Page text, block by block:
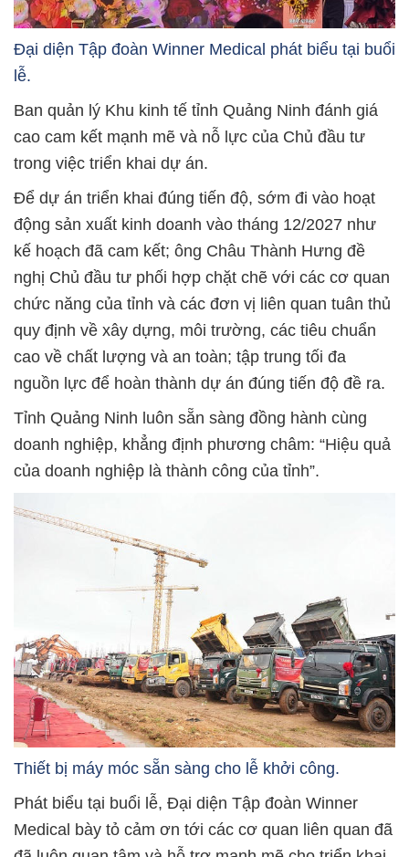
Đại diện Tập đoàn Winner Medical phát biểu tại buổi
lễ.
Ban quản lý Khu kinh tế tỉnh Quảng Ninh đánh giá
cao cam kết mạnh mẽ và nỗ lực của Chủ đầu tư
trong việc triển khai dự án.
Để dự án triển khai đúng tiến độ, sớm đi vào hoạt
động sản xuất kinh doanh vào tháng 12/2027 như
kế hoạch đã cam kết; ông Châu Thành Hưng đề
nghị Chủ đầu tư phối hợp chặt chẽ với các cơ quan
chức năng của tỉnh và các đơn vị liên quan tuân thủ
quy định về xây dựng, môi trường, các tiêu chuẩn
cao về chất lượng và an toàn; tập trung tối đa
nguồn lực để hoàn thành dự án đúng tiến độ đề ra.
Tỉnh Quảng Ninh luôn sẵn sàng đồng hành cùng
doanh nghiệp, khẳng định phương châm: “Hiệu quả
của doanh nghiệp là thành công của tỉnh”.
Thiết bị máy móc sẵn sàng cho lễ khởi công.
Phát biểu tại buổi lễ, Đại diện Tập đoàn Winner
Medical bày tỏ cảm ơn tới các cơ quan liên quan đã